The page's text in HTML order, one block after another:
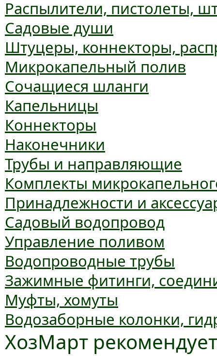
Распылители, пистолеты,
Садовые души
Штуцеры, коннекторы,
Микрокапельный полив
Сочащиеся шланги
Капельницы
Коннекторы
Наконечники
Трубы и направляющие
Комплекты
Принадлежности и
Садовый водопровод
Управление поливом
Водопроводные трубы
Зажимные фитинги,
Муфты, хомуты
Водозаборные колонки,
ХозМарт рекомендует